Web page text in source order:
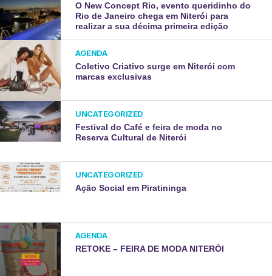
O New Concept Rio, evento queridinho do
Rio de Janeiro chega em Niterói para
realizar a sua décima primeira edição
AGENDA
Coletivo Criativo surge em Niterói com
marcas exclusivas
UNCATEGORIZED
Festival do Café e feira de moda no
Reserva Cultural de Niterói
UNCATEGORIZED
Ação Social em Piratininga
AGENDA
RETOKE – FEIRA DE MODA NITERÓI